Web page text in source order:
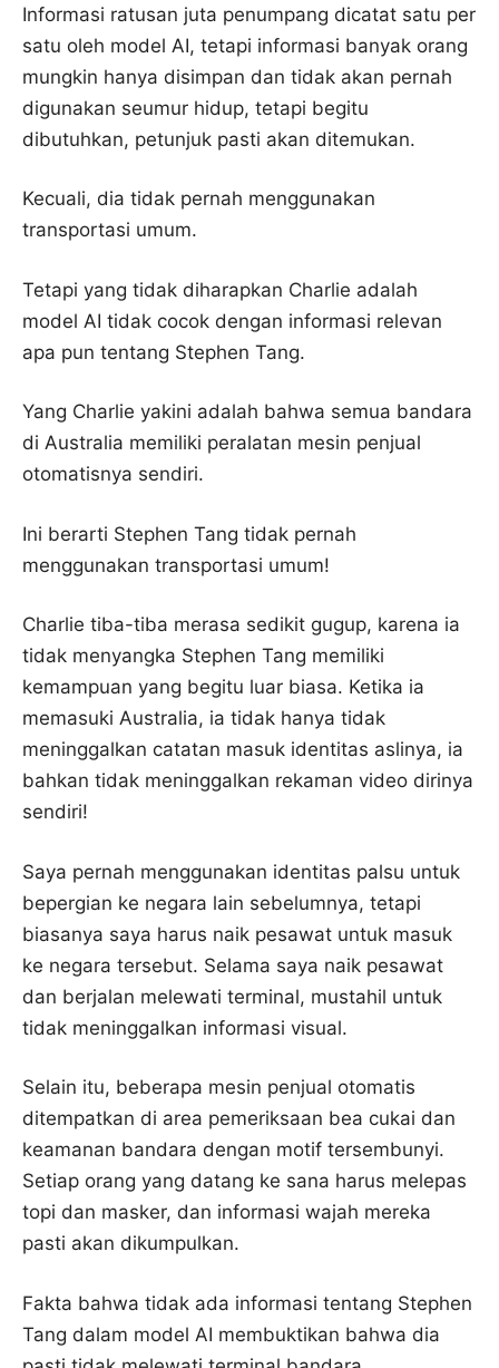
Informasi ratusan juta penumpang dicatat satu per
satu oleh model AI, tetapi informasi banyak orang
mungkin hanya disimpan dan tidak akan pernah
digunakan seumur hidup, tetapi begitu
dibutuhkan, petunjuk pasti akan ditemukan.
Kecuali, dia tidak pernah menggunakan
transportasi umum.
Tetapi yang tidak diharapkan Charlie adalah
model AI tidak cocok dengan informasi relevan
apa pun tentang Stephen Tang.
Yang Charlie yakini adalah bahwa semua bandara
di Australia memiliki peralatan mesin penjual
otomatisnya sendiri.
Ini berarti Stephen Tang tidak pernah
menggunakan transportasi umum!
Charlie tiba-tiba merasa sedikit gugup, karena ia
tidak menyangka Stephen Tang memiliki
kemampuan yang begitu luar biasa. Ketika ia
memasuki Australia, ia tidak hanya tidak
meninggalkan catatan masuk identitas aslinya, ia
bahkan tidak meninggalkan rekaman video dirinya
sendiri!
Saya pernah menggunakan identitas palsu untuk
bepergian ke negara lain sebelumnya, tetapi
biasanya saya harus naik pesawat untuk masuk
ke negara tersebut. Selama saya naik pesawat
dan berjalan melewati terminal, mustahil untuk
tidak meninggalkan informasi visual.
Selain itu, beberapa mesin penjual otomatis
ditempatkan di area pemeriksaan bea cukai dan
keamanan bandara dengan motif tersembunyi.
Setiap orang yang datang ke sana harus melepas
topi dan masker, dan informasi wajah mereka
pasti akan dikumpulkan.
Fakta bahwa tidak ada informasi tentang Stephen
Tang dalam model AI membuktikan bahwa dia